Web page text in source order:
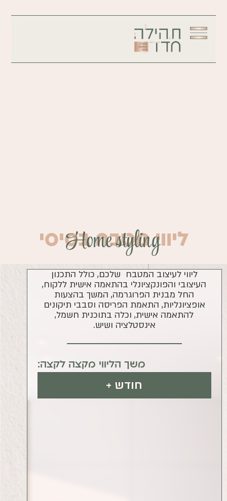
ליווי מטבח בסיסי
Homestyling
ליווי לעיצוב המטבח שלכם, כולל התכנון
העיצובי והפונקציונלי בהתאמה אישית ללקוח,
החל מבנית הפרוגרמה, המשך בהצעות
אופציונליות, התאמת הפריסה וסבבי תיקונים
להתאמה אישית, וכלה בתוכנית חשמל,
אינסטלציה ושיש.
משך הליווי מקצה לקצה:
חודש +